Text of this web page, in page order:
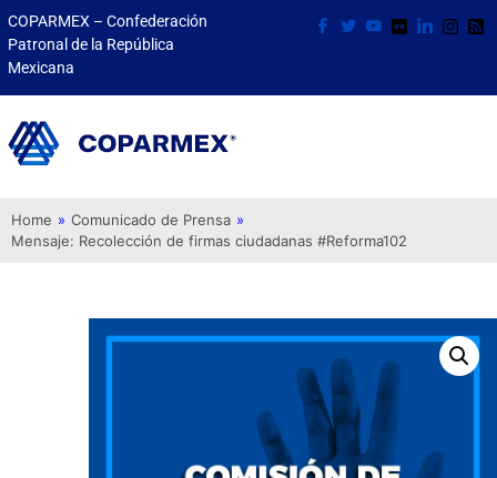
COPARMEX – Confederación
Patronal de la República
Mexicana
Home » Comunicado de Prensa »
Mensaje: Recolección de firmas ciudadanas #Reforma102